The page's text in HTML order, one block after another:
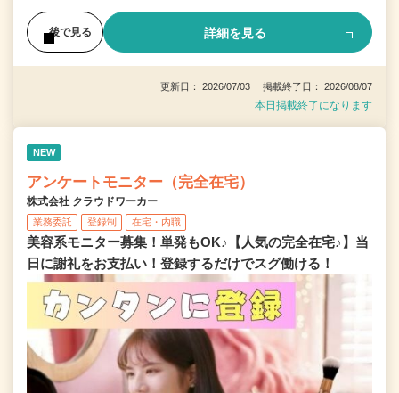
後で見る 詳細を見る
更新日： 2026/07/03 掲載終了日： 2026/08/07
本日掲載終了になります
NEW
アンケートモニター（完全在宅）
株式会社 クラウドワーカー
業務委託 登録制 在宅・内職
美容系モニター募集！単発もOK♪【人気の完全在宅♪】当
日に謝礼をお支払い！登録するだけでスグ働ける！